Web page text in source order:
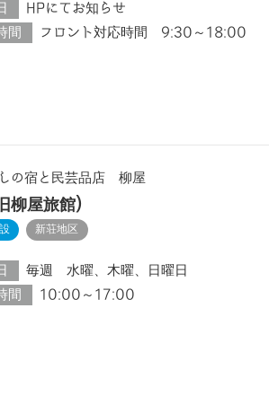
HPにてお知らせ
間
フロント対応時間 9:30～18:00
の宿と民芸品店 柳屋
柳屋旅館)
新荘地区
毎週 水曜、木曜、日曜日
間
10:00～17:00